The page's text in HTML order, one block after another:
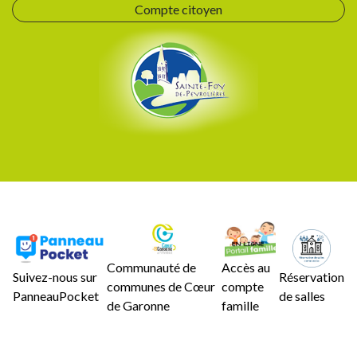
Compte citoyen
Suivez-nous sur
PanneauPocket
Communauté de
communes de Cœur
de Garonne
Accès au
compte
famille
Réservation
de salles